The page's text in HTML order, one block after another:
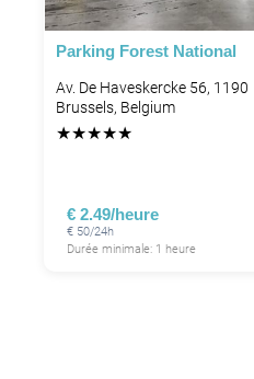
Parking Forest National
Av. De Haveskercke 56, 1190
Brussels, Belgium
★★★★★
€ 2.49/heure
€ 50/24h
Durée minimale: 1 heure